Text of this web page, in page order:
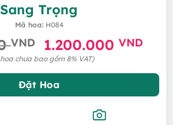
Sang Trọng
Mã hoa:H084
VND
Giá
gốc
là:
1.400.000 VND.
1.200.000VND
tại
chưa bao gồm 8% VAT)
Đặt Hoa